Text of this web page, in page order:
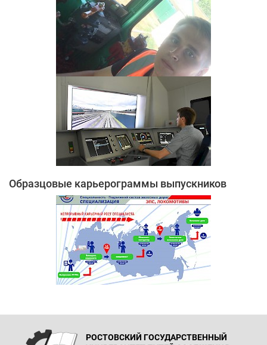
Образцовые карьерограммы выпускников
РОСТОВСКИЙ ГОСУДАРСТВЕННЫЙ